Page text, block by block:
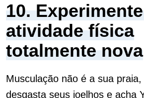
10.
atividade física
totalmente nova
Musculação não é a sua
desgasta seus joelhos e acha